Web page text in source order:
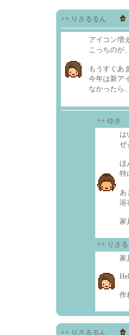
++ りさるるん
アイコン増
こっちのが
もうすぐあ
今年は新ア
なかったら
++ ゆき
は
ぜ
ほ
特
あ
浴
家
++ りさ
家
作
++ りさるるん